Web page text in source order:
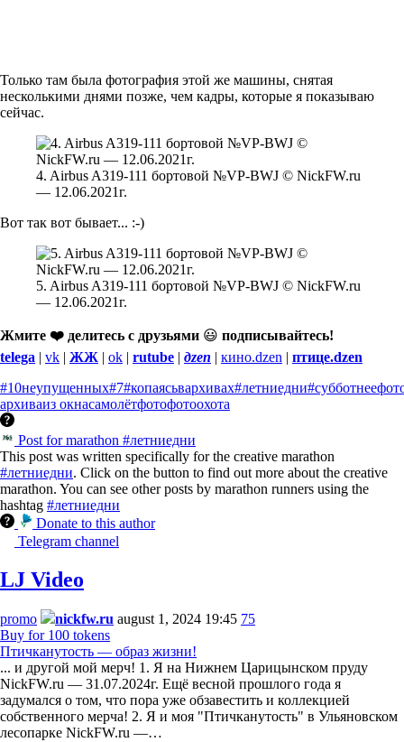
Только там была фотография этой же машины, снятая
несколькими днями позже, чем кадры, которые я показываю
сейчас.
4. Airbus A319-111 бортовой №VP-BWJ © NickFW.ru
— 12.06.2021г.
Вот так вот бывает... :-)
5. Airbus A319-111 бортовой №VP-BWJ © NickFW.ru
— 12.06.2021г.
Жмите ❤️ делитесь с друзьями 😃 подписывайтесь!
telega | vk | ЖЖ | ok | rutube | дzen | кино.dzen | птице.dzen
#10неупущенных#7#копаясьвархивах#летниедни
архиваиз окнасамолётфотофотоохота
Post for marathon #летниедни
This post was written specifically for the creative marathon
#летниедни. Click on the button to find out more about the creative
marathon. You can see other posts by marathon runners using the
hashtag #летниедни
Donate to this author
Telegram channel
LJ Video
promo nickfw.ru august 1, 2024 19:45 75
Buy for 100 tokens
Птичканутость — образ жизни!
... и другой мой мерч! 1. Я на Нижнем Царицынском пруду
NickFW.ru — 31.07.2024г. Ещё весной прошлого года я
задумался о том, что пора уже обзавестить и коллекцией
собственного мерча! 2. Я и моя "Птичканутость" в Ульяновском
лесопарке NickFW.ru —…